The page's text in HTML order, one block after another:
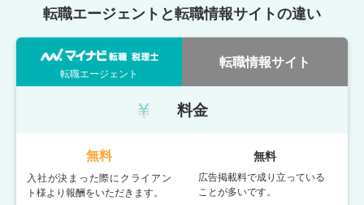
転職エージェントと転職情報サイトの違い
転職エージェント
無料
入社が決まった際にクライアン
ト様より報酬をいただきます。
料金
転職情報サイト
無料
広告掲載料で成り立っている
ことが多いです。